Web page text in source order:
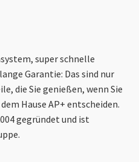
super schnelle
Garantie: Das sind nur
die Sie genießen, wenn Sie
Hause AP+ entscheiden.
gegründet und ist